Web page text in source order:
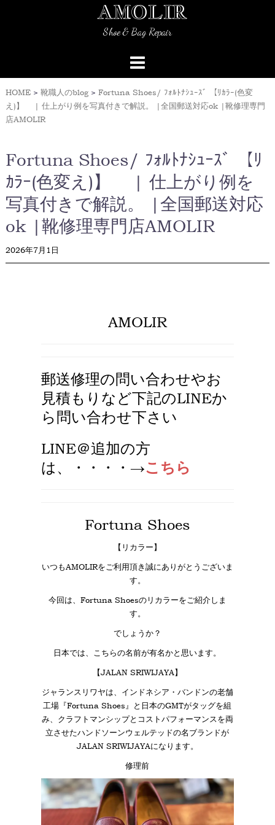
AMOLIR
Shoe & Bag Repair
HOME> 靴職人のblog> Fortuna Shoes/ ﾌｫﾙﾄﾅｼｭｰｽﾞ 【ﾘｶﾗｰ(色変
え)】 | 仕上がり例を写真付きで解説。 |全国郵送対応ok |靴修理専門
店AMOLIR
Fortuna Shoes/ ﾌｫﾙﾄﾅｼｭｰｽﾞ 【ﾘ
ｶﾗｰ(色変え)】 | 仕上がり例を
写真付きで解説。 |全国郵送対応
ok |靴修理専門店AMOLIR
2026年7月1日
AMOLIR
郵送修理の問い合わせやお
見積もりなど下記のLINEか
ら問い合わせ下さい
LINE＠追加の方
は、・・・・→こちら
Fortuna Shoes
【リカラー】
いつもAMOLIRをご利用頂き誠にありがとうございま
す。
今回は、Fortuna Shoesのリカラーをご紹介しま
す。
でしょうか？
日本では、こちらの名前が有名かと思います。
【JALAN SRIWIJAYA】
ジャランスリワヤは、インドネシア・バンドンの老舗
工場『Fortuna Shoes』と日本のGMTがタッグを組
み、クラフトマンシップとコストパフォーマンスを両
立させたハンドソーンウェルテッドの名ブランドが
JALAN SRIWIJAYAになります。
修理前